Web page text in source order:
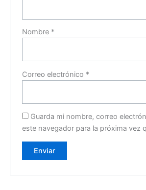
Nombre *
Correo electrónico *
Guarda mi nombre, correo
este navegador para la próxima vez